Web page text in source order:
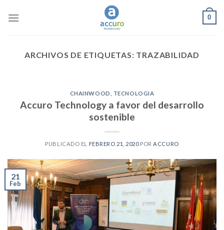
0
ARCHIVOS DE ETIQUETAS: TRAZABILIDAD
CHAINWOOD TECNOLOGIA
Accuro Technology a favor del desarrollo
sostenible
PUBLICADO EL FEBRERO 21, 2020POR ACCURO
21
Feb